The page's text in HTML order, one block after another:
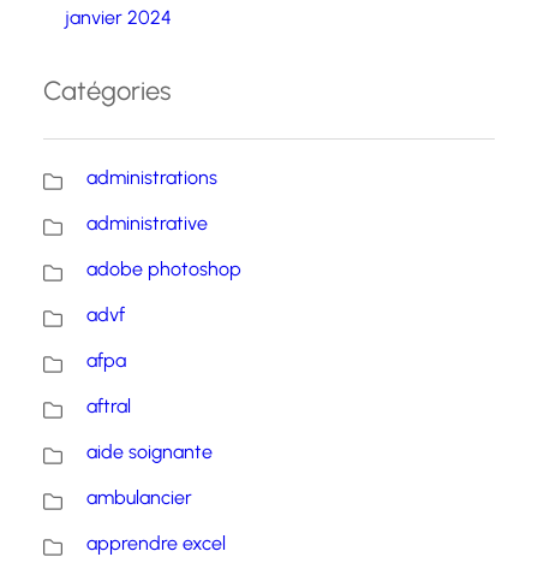
janvier 2024
Catégories
administrations
administrative
adobe photoshop
advf
afpa
aftral
aide soignante
ambulancier
apprendre excel